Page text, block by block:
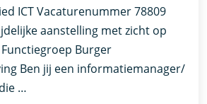
ICT Vacaturenummer 78809
aanstelling met zicht op
Burger
Ben jij een informatiemanager/
…